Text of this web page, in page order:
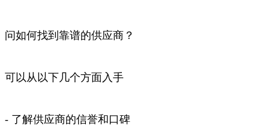
问如何找到靠谱的供应商？
可以从以下几个方面入手
- 了解供应商的信誉和口碑